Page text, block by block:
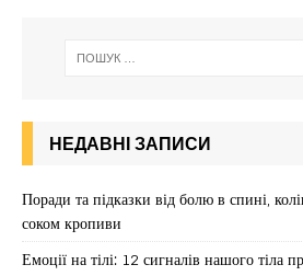
НЕДАВНІ ЗАПИСИ
Поради та підказки від болю в спині,
соком кропиви
Емоції на тілі: 12 сигналів нашого тіла